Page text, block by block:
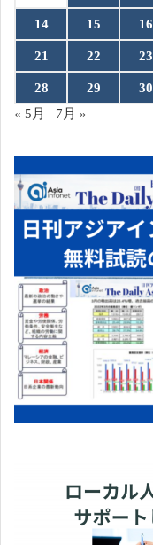
14 15 16
21 22 23
28 29
30
« 5月
7月 »